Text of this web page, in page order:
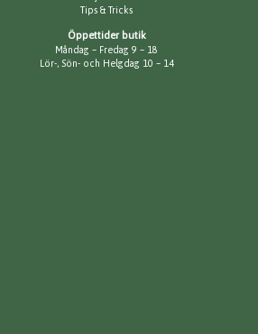
Tips & Tricks
Öppettider butik
Måndag – Fredag 9 – 18
Lör-, Sön- och Helgdag 10 – 14